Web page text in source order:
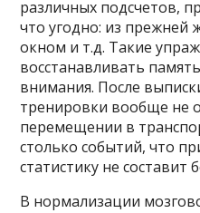
различных подсчетов,
что угодно: из прежней
окном и т.д. Такие
восстанавливать
внимания. После
тренировки вообще не
перемещении в
столько событий, что
статистику не составит
В нормализации